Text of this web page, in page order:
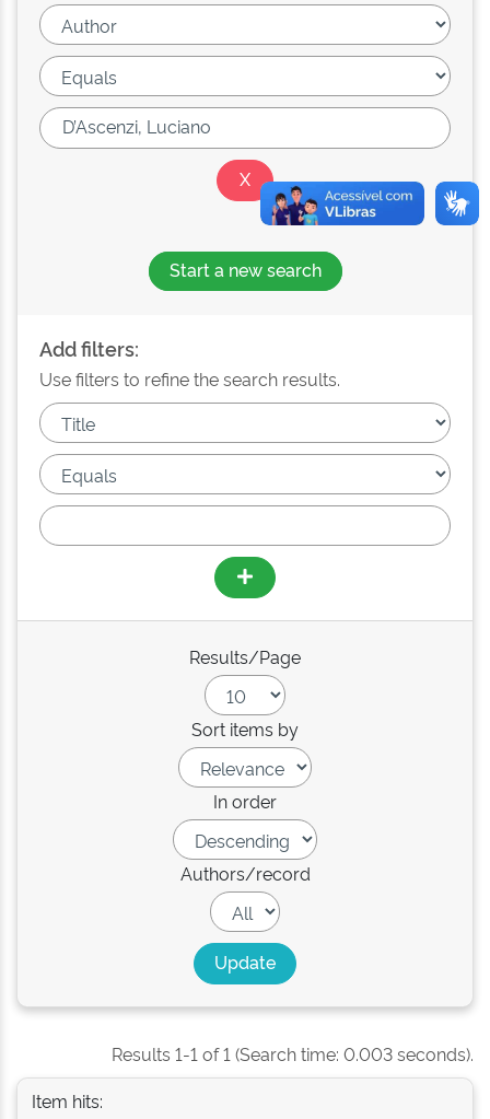
Start a new search
Add filters:
Use filters to refine the search results.
Results/Page
Sort items by
In order
Authors/record
Results 1-1 of 1 (Search time: 0.003 seconds).
Item hits: